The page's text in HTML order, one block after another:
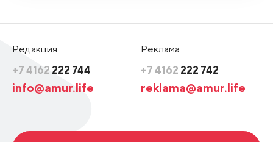
Редакция
+7 4162 222 744
info@amur.life
Реклама
+7 4162 222 742
reklama@amur.life